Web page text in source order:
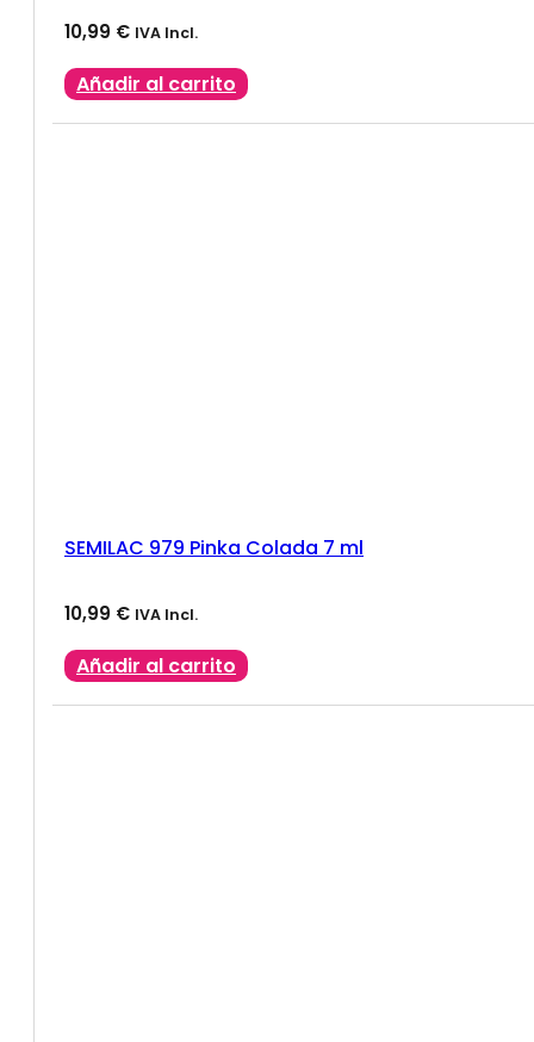
10,99 € IVA Incl.
Añadir al carrito
SEMILAC 979 Pinka Colada 7 ml
10,99 € IVA Incl.
Añadir al carrito